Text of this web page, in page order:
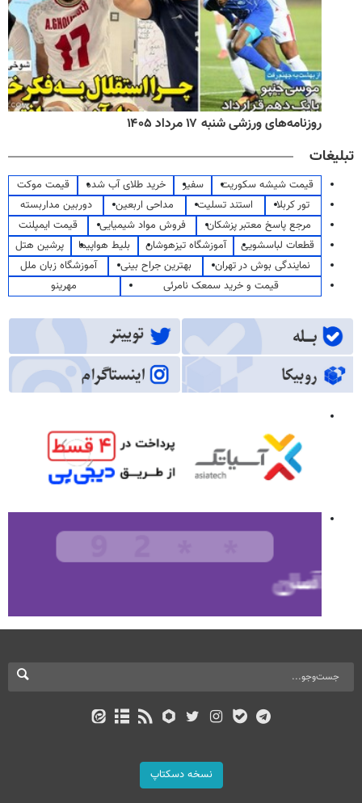
روزنامه‌های ورزشی شنبه ۱۷ مرداد ۱۴۰۵
تبلیغات
قیمت شیشه سکوریت سفیر خرید طلای آب شده
قیمت موکت
تور کربلا
استند تسلیت مداحی اربعین
دوربین مداربسته
مرجع پاسخ معتبر پزشکان
فروش مواد شیمیایی
قیمت ایمپلنت
قطعات لباسشویی
آموزشگاه تیزهوشان بلیط هواپیما
پرشین هتل
نمایندگی بوش در تهران
بهترین جراح بینی
آموزشگاه زبان ملل
قیمت و خرید سمعک نامرئی
مهرینو
نسخه دسکتاپ